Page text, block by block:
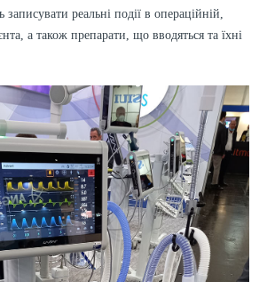
записувати реальні події в операційній,
а також препарати, що вводяться та їхні